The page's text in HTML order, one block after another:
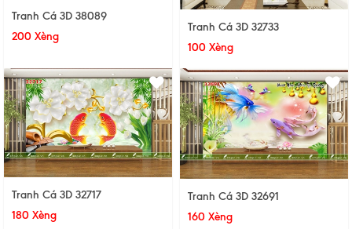
Tranh Cá 3D 38089
200 Xèng
Tranh Cá 3D 32733
100 Xèng
Tranh Cá 3D 32717
180 Xèng
Tranh Cá 3D 32691
160 Xèng